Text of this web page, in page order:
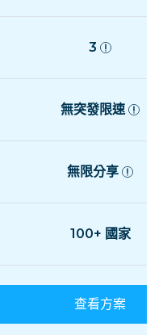
3
無突發限速
無限分享
100+ 國家
查看方案